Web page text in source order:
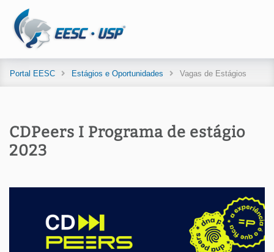
Portal EESC Estágios e Oportunidades Vagas de Estágios
CDPeers I Programa de estágio
2023